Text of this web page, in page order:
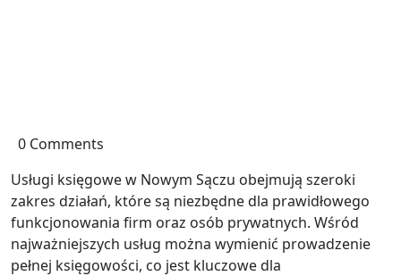
0 Comments
Usługi księgowe w Nowym Sączu obejmują szeroki
zakres działań, które są niezbędne dla prawidłowego
funkcjonowania firm oraz osób prywatnych. Wśród
najważniejszych usług można wymienić prowadzenie
pełnej księgowości, co jest kluczowe dla